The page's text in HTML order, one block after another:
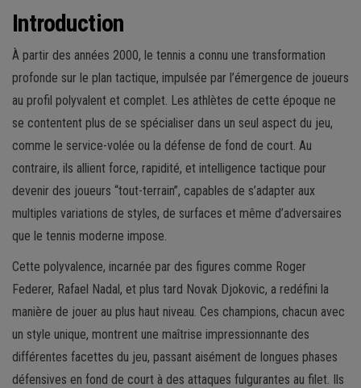
Introduction
À partir des années 2000, le tennis a connu une transformation
profonde sur le plan tactique, impulsée par l’émergence de joueurs
au profil polyvalent et complet. Les athlètes de cette époque ne
se contentent plus de se spécialiser dans un seul aspect du jeu,
comme le service-volée ou la défense de fond de court. Au
contraire, ils allient force, rapidité, et intelligence tactique pour
devenir des joueurs “tout-terrain”, capables de s’adapter aux
multiples variations de styles, de surfaces et même d’adversaires
que le tennis moderne impose.
Cette polyvalence, incarnée par des figures comme Roger
Federer, Rafael Nadal, et plus tard Novak Djokovic, a redéfini la
manière de jouer au plus haut niveau. Ces champions, chacun avec
un style unique, montrent une maîtrise impressionnante des
différentes facettes du jeu, passant aisément de longues phases
défensives en fond de court à des attaques fulgurantes au filet. Ils